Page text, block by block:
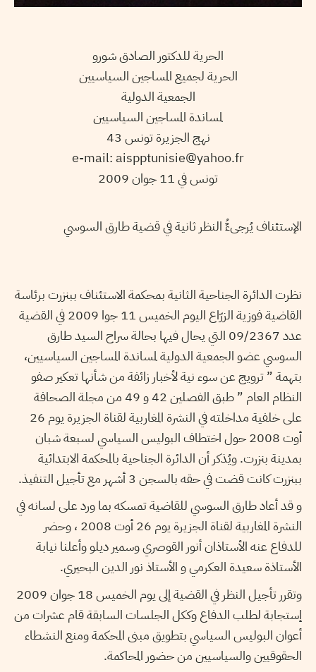
الحرية للدكتور الصادق شورو
الحرية لجميع المساجين السياسيين
الجمعية الدولية
لمساندة المساجين السياسيين
نهج الجزيرة تونس 43
e-mail: aispptunisie@yahoo.fr
تونس في 11 جوان 2009
الإستئناف يُرجىءٌُ النظر ثانية في قضية طارق السوسي
نظرت الدائرة الجناحية الثانية بمحكمة الاستئناف ببنزرت برئاسة
القاضية فوزية الزرّاع اليوم الخميس 11 جوا 2009 في القضية
عدد 09/2367 التي يحال فيها بحالة سراح السيد طارق
السوسي عضو الجمعية الدولية لمساندة المساجين السياسيين،
بتهمة ” ترويج عن سوء نية لأخبار زائفة من شأنها تعكير صفو
النظام العام ” طبق الفصلين 42 و 49 من مجلة الصحافة
على خلفية مداخلته في النشرة المغاربية لقناة الجزيرة يوم 26
أوت 2008 حول اختطاف البوليس السياسي لسبعة شبان
بمدينة بنزرت. ويُذكر أن الدائرة الجناحية بالمحكمة الابتدائية
ببنزرت كانت قضت في حقه بالسجن 3 أشهر مع تأجيل التنفيذ.
و قد أعاد طارق السوسي للقاضية تمسكه بما ورد على لسانه في
النشرة المغاربية لقناة الجزيرة يوم 26 أوت 2008 ، وحضر
للدفاع عنه الأستاذان أنور القوصري وسمير ديلو وأعلنا نيابة
الأستاذة سعيدة العكرمي و الأستاذ نور الدين البحيري.
وتقرر تأجيل النظر في القضية إلى يوم الخميس 18 جوان 2009
إستجابة لطلب الدفاع وككل الجلسات السابقة قام عشرات من
أعوان البوليس السياسي بتطويق مبنى المحكمة ومنع النشطاء
الحقوقيين والسياسيين من حضور المحاكمة.